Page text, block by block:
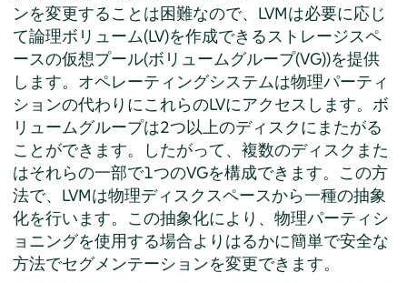
ンを変更することは困難なので、LVMは必要に応じ
て論理ボリューム(LV)を作成できるストレージスペ
ースの仮想プール(ボリュームグループ(VG))を提供
します。オペレーティングシステムは物理パーティ
ションの代わりにこれらのLVにアクセスします。ボ
リュームグループは2つ以上のディスクにまたがる
ことができます。したがって、複数のディスクまた
はそれらの一部で1つのVGを構成できます。この方
法で、LVMは物理ディスクスペースから一種の抽象
化を行います。この抽象化により、物理パーティシ
ョニングを使用する場合よりはるかに簡単で安全な
方法でセグメンテーションを変更できます。